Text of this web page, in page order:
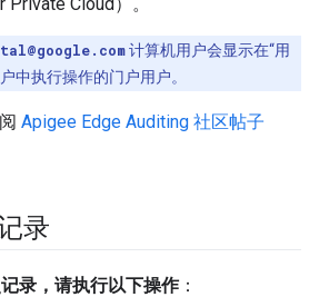
计算机用户会显示在“用
中执行操作的门户用户。
Apigee Edge Auditing 社区帖子
录
录，请执行以下操作：